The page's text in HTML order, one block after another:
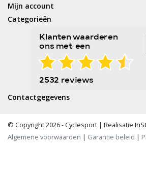
Mijn account
Categorieën
Contactgegevens
© Copyright 2026 - Cyclesport | Realisatie
Algemene voorwaarden | Garantie beleid |